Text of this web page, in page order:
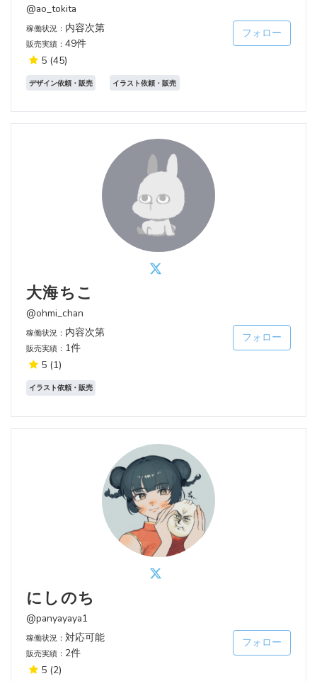
@ao_tokita
稼働状況： 内容次第
販売実績： 49件
5 (45)
フォロー
デザイン依頼・販売 イラスト依頼・販売
大海ちこ
@ohmi_chan
稼働状況： 内容次第
販売実績： 1件
5 (1)
フォロー
イラスト依頼・販売
にしのち
@panyayaya1
稼働状況： 対応可能
販売実績： 2件
5 (2)
フォロー